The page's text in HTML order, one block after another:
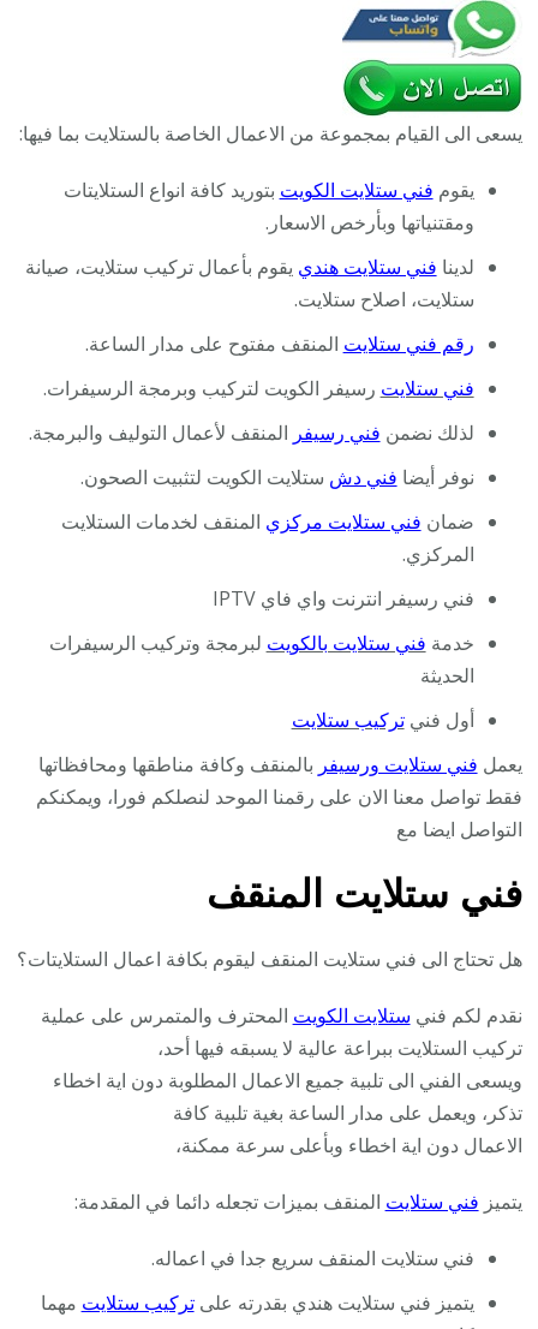
يسعى الى القيام بمجموعة من الاعمال الخاصة بالستلايت بما فيها:
يقوم فني ستلايت الكويت بتوريد كافة انواع الستلايتات
ومقتنياتها وبأرخص الاسعار.
لدينا فني ستلايت هندي يقوم بأعمال تركيب ستلايت، صيانة
ستلايت، اصلاح ستلايت.
رقم فني ستلايت المنقف مفتوح على مدار الساعة.
فني ستلايت رسيفر الكويت لتركيب وبرمجة الرسيفرات.
لذلك نضمن فني رسيفر المنقف لأعمال التوليف والبرمجة.
نوفر أيضا فني دش ستلايت الكويت لتثبيت الصحون.
ضمان فني ستلايت مركزي المنقف لخدمات الستلايت
المركزي.
فني رسيفر انترنت واي فاي IPTV
خدمة فني ستلايت بالكويت لبرمجة وتركيب الرسيفرات
الحديثة
أول فنيتركيب ستلايت
يعمل فني ستلايت ورسيفر بالمنقف وكافة مناطقها ومحافظاتها
فقط تواصل معنا الان على رقمنا الموحد لنصلكم فورا، ويمكنكم
التواصل ايضا مع
فني ستلايت المنقف
هل تحتاج الى فني ستلايت المنقف ليقوم بكافة اعمال الستلايتات؟
نقدم لكم فني ستلايت الكويت المحترف والمتمرس على عملية
تركيب الستلايت ببراعة عالية لا يسبقه فيها أحد،
ويسعى الفني الى تلبية جميع الاعمال المطلوبة دون اية اخطاء
تذكر، ويعمل على مدار الساعة بغية تلبية كافة
الاعمال دون اية اخطاء وبأعلى سرعة ممكنة،
يتميز فني ستلايت المنقف بميزات تجعله دائما في المقدمة:
فني ستلايت المنقف سريع جدا في اعماله.
يتميز فني ستلايت هندي بقدرته علىتركيب ستلايت مهما